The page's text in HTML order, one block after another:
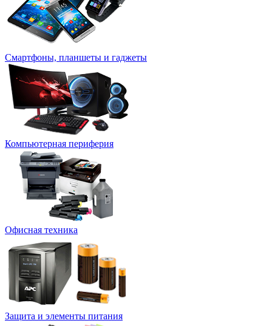
Смартфоны, планшеты и гаджеты
Компьютерная периферия
Офисная техника
Защита и элементы питания